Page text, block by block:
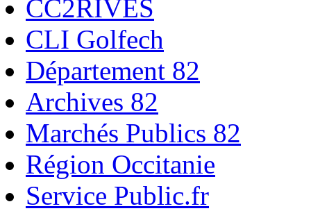
CC2RIVES
CLI Golfech
Département 82
Archives 82
Marchés Publics 82
Région Occitanie
Service Public.fr